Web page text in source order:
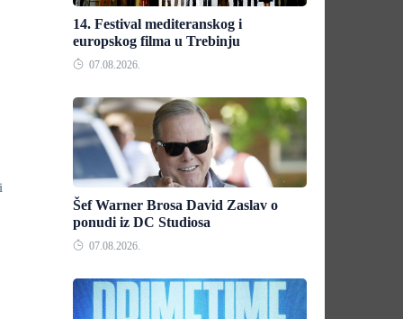
14. Festival mediteranskog i
europskog filma u Trebinju
07.08.2026.
Šef Warner Brosa David Zaslav o
ponudi iz DC Studiosa
07.08.2026.